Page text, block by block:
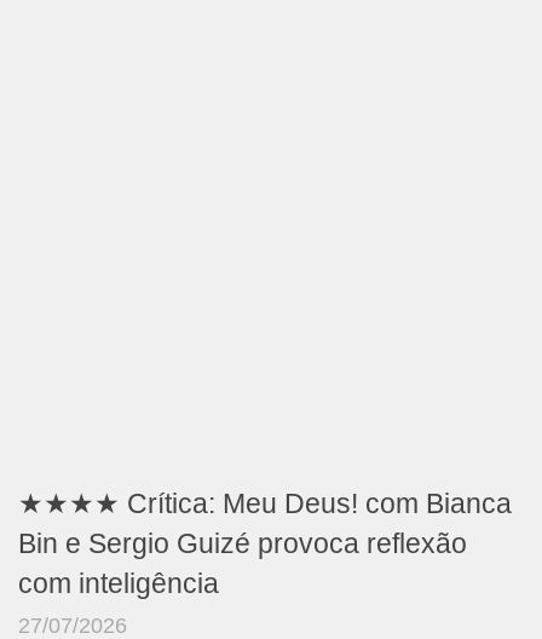
★★★★ Crítica: Meu Deus! com Bianca
Bin e Sergio Guizé provoca reflexão
com inteligência
27/07/2026